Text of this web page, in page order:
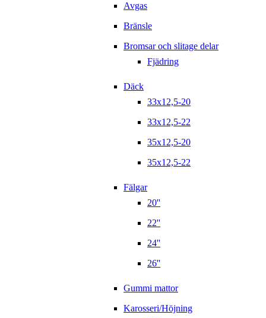
Avgas
Bränsle
Bromsar och slitage delar
Fjädring
Däck
33x12,5-20
33x12,5-22
35x12,5-20
35x12,5-22
Fälgar
20''
22''
24''
26''
Gummi mattor
Karosseri/Höjning